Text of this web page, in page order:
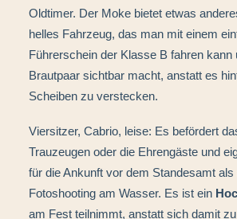
Oldtimer. Der Moke bietet etwas
helles Fahrzeug, das man mit einem
Führerschein der Klasse B fahren kann
Brautpaar sichtbar macht, anstatt es
Scheiben zu verstecken.
Viersitzer, Cabrio, leise: Es befördert
Trauzeugen oder die Ehrengäste und
für die Ankunft vor dem Standesamt als
Fotoshooting am Wasser. Es ist ein
am Fest teilnimmt, anstatt sich damit